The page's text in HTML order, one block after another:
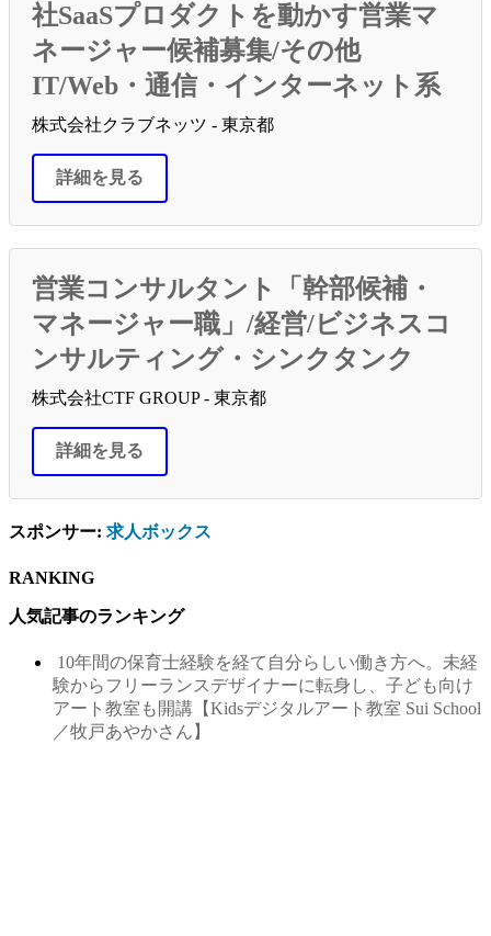
社SaaSプロダクトを動かす営業マ
ネージャー候補募集/その他
IT/Web・通信・インターネット系
株式会社クラブネッツ - 東京都
詳細を見る
営業コンサルタント「幹部候補・
マネージャー職」/経営/ビジネスコ
ンサルティング・シンクタンク
株式会社CTF GROUP - 東京都
詳細を見る
スポンサー: 求人ボックス
RANKING
人気記事のランキング
10年間の保育士経験を経て自分らしい働き方へ。未経
験からフリーランスデザイナーに転身し、子ども向け
アート教室も開講【Kidsデジタルアート教室 Sui School
／牧戸あやかさん】